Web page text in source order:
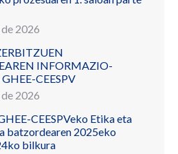
2026
INFORMAZIO-
CEESPV
2026
CEESPVeko Etika eta
batzordearen 2025eko
bilkura